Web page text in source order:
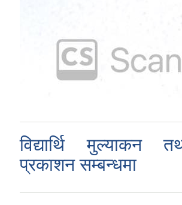
विद्यार्थि मुल्या‌कन
प्रकाशन सम्बन्धमा